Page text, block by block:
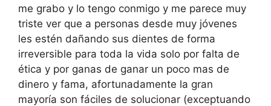
me grabo y lo tengo conmigo y me parece muy
triste ver que a personas desde muy jóvenes
les estén dañando sus dientes de forma
irreversible para toda la vida solo por falta de
ética y por ganas de ganar un poco mas de
dinero y fama, afortunadamente la gran
mayoría son fáciles de solucionar (exceptuando